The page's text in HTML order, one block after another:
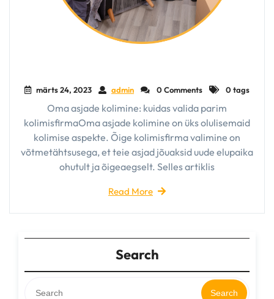
märts 24, 2023 admin 0 Comments 0 tags
Oma asjade kolimine: kuidas valida parim
kolimisfirmaOma asjade kolimine on üks olulisemaid
kolimise aspekte. Õige kolimisfirma valimine on
võtmetähtsusega, et teie asjad jõuaksid uude elupaika
ohutult ja õigeaegselt. Selles artiklis
Read More
Search
Search